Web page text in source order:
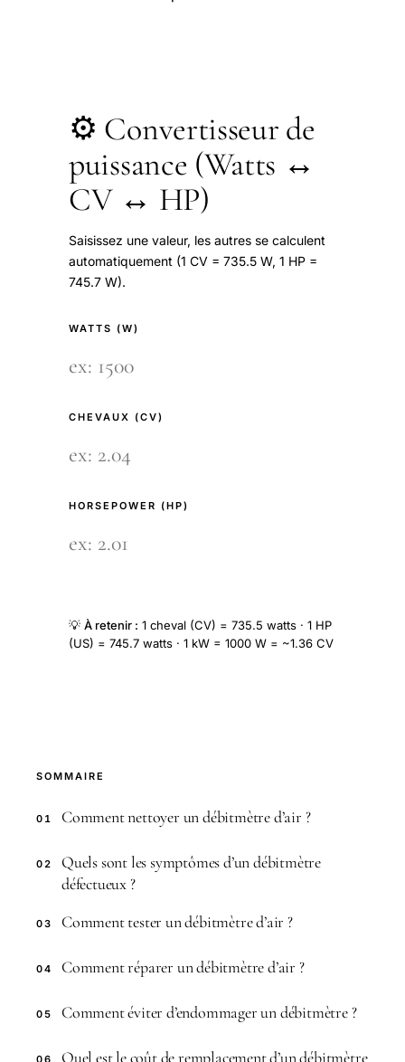
⚙️ Convertisseur de
puissance (Watts ↔
CV ↔ HP)
Saisissez une valeur, les autres se calculent
automatiquement (1 CV = 735.5 W, 1 HP =
745.7 W).
WATTS (W)
CHEVAUX (CV)
HORSEPOWER (HP)
💡 À retenir : 1 cheval (CV) = 735.5 watts · 1 HP
(US) = 745.7 watts · 1 kW = 1000 W = ~1.36 CV
SOMMAIRE
01 Comment nettoyer un débitmètre d’air ?
02
Quels sont les symptômes d’un débitmètre
défectueux ?
03 Comment tester un débitmètre d’air ?
04 Comment réparer un débitmètre d’air ?
05 Comment éviter d’endommager un débitmètre ?
06
Quel est le coût de remplacement d’un débitmètre